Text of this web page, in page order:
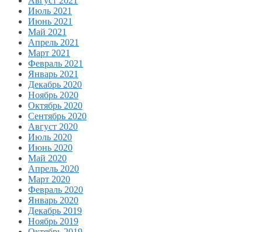
Июль 2021
Июнь 2021
Май 2021
Апрель 2021
Март 2021
Февраль 2021
Январь 2021
Декабрь 2020
Ноябрь 2020
Октябрь 2020
Сентябрь 2020
Август 2020
Июль 2020
Июнь 2020
Май 2020
Апрель 2020
Март 2020
Февраль 2020
Январь 2020
Декабрь 2019
Ноябрь 2019